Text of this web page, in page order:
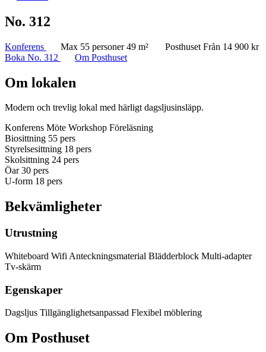
No. 312
Konferens Max 55 personer49 m² Posthuset Från 14 900 kr
Boka No. 312
Om Posthuset
Om lokalen
Modern och trevlig lokal med härligt dagsljusinsläpp.
Konferens Möte Workshop Föreläsning
Biosittning 55 pers
Styrelsesittning 18 pers
Skolsittning 24 pers
Öar 30 pers
U-form 18 pers
Bekvämligheter
Utrustning
Whiteboard Wifi Anteckningsmaterial Blädderblock Multi-adapter
Tv-skärm
Egenskaper
Dagsljus Tillgänglighetsanpassad Flexibel möblering
Om Posthuset